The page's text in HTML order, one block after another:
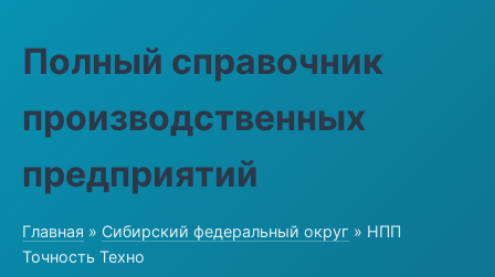
Полный справочник
производственных
предприятий
Главная » Сибирский федеральный округ » НПП
Точность Техно